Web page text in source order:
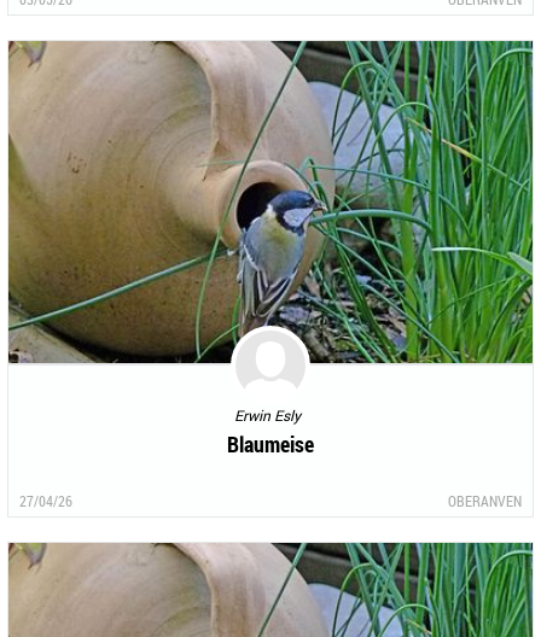
Erwin Esly
Blaumeise
27/04/26 OBERANVEN